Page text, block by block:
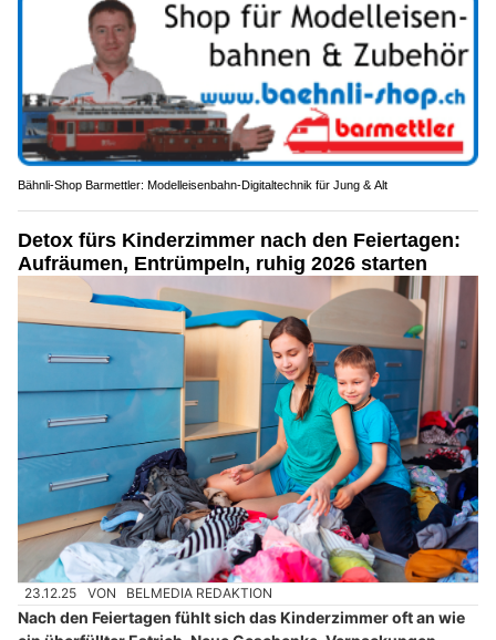
Bähnli-Shop Barmettler: Modelleisenbahn-Digitaltechnik für Jung & Alt
Detox fürs Kinderzimmer nach den Feiertagen:
Aufräumen, Entrümpeln, ruhig 2026 starten
23.12.25 VON BELMEDIA REDAKTION
Nach den Feiertagen fühlt sich das Kinderzimmer oft an wie